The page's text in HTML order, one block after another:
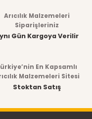
Arıcılık Malzemeleri
Siparişleriniz
Gün Kargoya Verilir
En Kapsamlı
Malzemeleri Sitesi
Stoktan Satış